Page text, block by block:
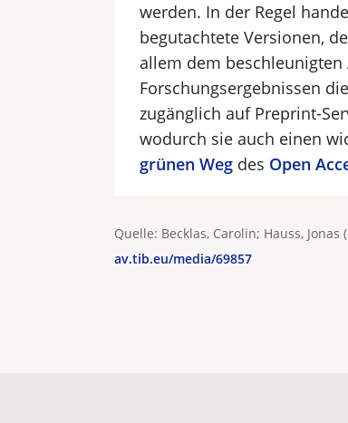
werden. In der Regel
begutachtete Versionen,
allem dem beschleunigten
Forschungsergebnissen
zugänglich auf Preprint-
wodurch sie auch einen
grünen Weg des Open
Quelle: Becklas, Carolin; Hauss,
av.tib.eu/media/69857